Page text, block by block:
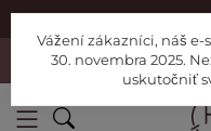
|
Vážení zákazníci, náš e-
2025. Nezmeškajte
Vážení zákazníci, náš
30. novembra 2025.
uskutočniť